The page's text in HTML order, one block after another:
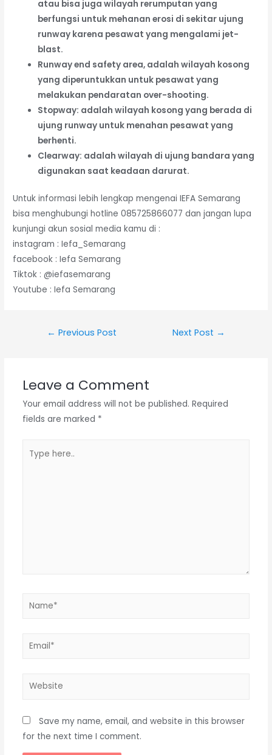
atau bisa juga wilayah rerumputan yang
berfungsi untuk mehanan erosi di sekitar ujung
runway karena pesawat yang mengalami jet-
blast.
Runway end safety area, adalah wilayah kosong
yang diperuntukkan untuk pesawat yang
melakukan pendaratan over-shooting.
Stopway: adalah wilayah kosong yang berada di
ujung runway untuk menahan pesawat yang
berhenti.
Clearway: adalah wilayah di ujung bandara yang
digunakan saat keadaan darurat.
Untuk informasi lebih lengkap mengenai IEFA Semarang
bisa menghubungi hotline 085725866077 dan jangan lupa
kunjungi akun sosial media kamu di :
instagram : Iefa_Semarang
facebook : Iefa Semarang
Tiktok : @iefasemarang
Youtube : Iefa Semarang
Post
← Previous Post Next Post →
Leave a Comment
Your email address will not be published. Required
fields are marked *
here..
Name*
Email*
Website
Save my name, email, and website in this browser
for the next time I comment.